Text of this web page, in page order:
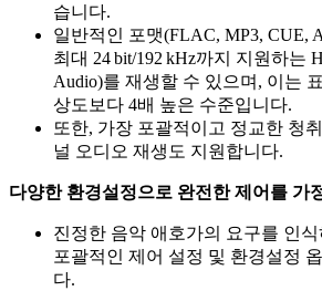
습니다.
일반적인 포맷(FLAC, MP3, CUE,
최대 24 bit/192 kHz까지 지원하는
Audio)를 재생할 수 있으며, 이는
상도보다 4배 높은 수준입니다.
또한, 가장 포괄적이고 정교한 청
널 오디오 재생도 지원합니다.
다양한 환경설정으로 완전한 제어를 가
진정한 음악 애호가의 요구를 인식
포괄적인 제어 설정 및 환경설정
다.